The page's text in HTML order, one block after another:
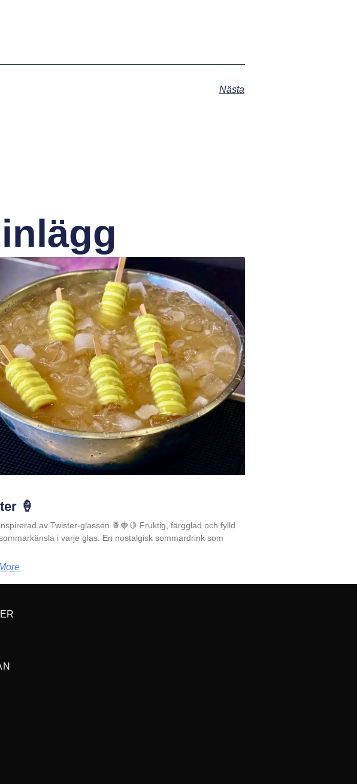
Nästa
🍦
av Twister-glassen 🍍🍓🍋 Fruktig, färgglad och fylld
i varje glas. En nostalgisk sommardrink som